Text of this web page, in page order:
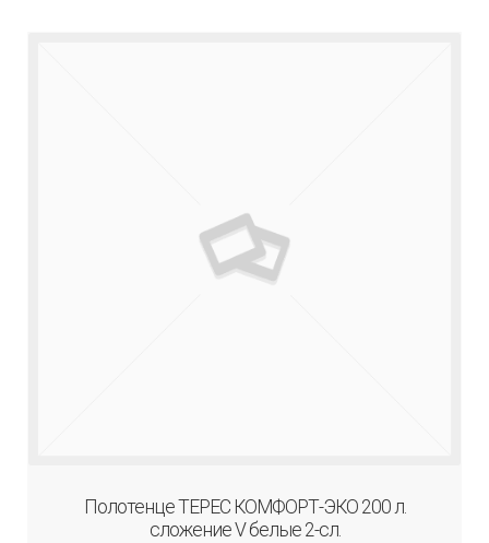
Полотенце TЕРЕС КОМФОРТ-ЭКО 200 л.
сложение V белые 2-сл.